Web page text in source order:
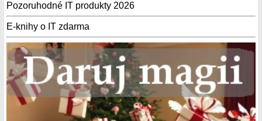
Pozoruhodné IT produkty 2026
E-knihy o IT zdarma